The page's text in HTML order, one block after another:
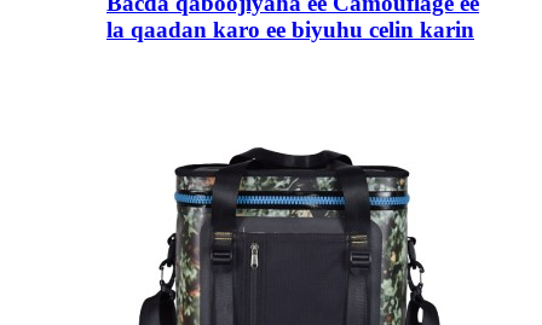
la qaadan karo ee biyuhu celin karin